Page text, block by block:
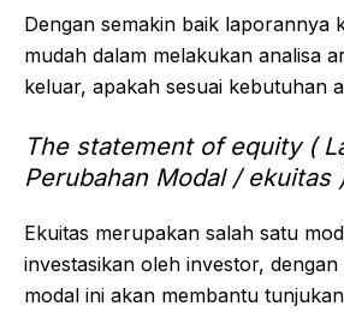
Dengan semakin baik laporannya
mudah dalam melakukan analisa
keluar, apakah sesuai kebutuhan
The statement of equity (
Perubahan Modal / ekuitas
Ekuitas merupakan salah satu
investasikan oleh investor,
modal ini akan membantu